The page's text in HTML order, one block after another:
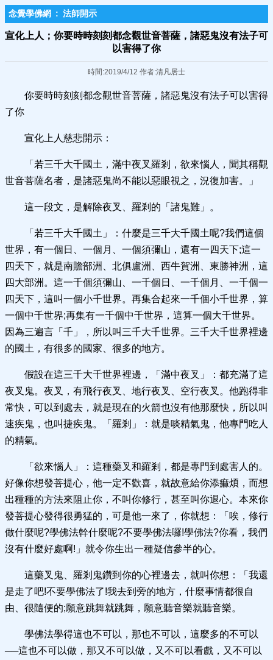
念覺學佛網 : 法師開示
宣化上人；你要時時刻刻都念觀世音菩薩，諸惡鬼沒有法子可
以害得了你
時間:2019/4/12 作者:清凡居士
你要時時刻刻都念觀世音菩薩，諸惡鬼沒有法子可以害得
了你
宣化上人慈悲開示：
「若三千大千國土，滿中夜叉羅剎，欲來惱人，聞其稱觀
世音菩薩名者，是諸惡鬼尚不能以惡眼視之，況復加害。」
這一段文，是解除夜叉、羅剎的「諸鬼難」。
「若三千大千國土」：什麼是三千大千國土呢?我們這個
世界，有一個日、一個月、一個須彌山，還有一四天下;這一
四天下，就是南贍部洲、北俱盧洲、西牛賀洲、東勝神洲，這
四大部洲。這一千個須彌山、一千個日、一千個月、一千個一
四天下，這叫一個小千世界。再集合起來一千個小千世界，算
一個中千世界;再集有一千個中千世界，這算一個大千世界。
因為三遍言「千」，所以叫三千大千世界。三千大千世界裡邊
的國土，有很多的國家、很多的地方。
假設在這三千大千世界裡邊，「滿中夜叉」：都充滿了這
夜叉鬼。夜叉，有飛行夜叉、地行夜叉、空行夜叉。他跑得非
常快，可以到處去，就是現在的火箭也沒有他那麼快，所以叫
速疾鬼，也叫捷疾鬼。「羅剎」：就是啖精氣鬼，他專門吃人
的精氣。
「欲來惱人」：這種藥叉和羅剎，都是專門到處害人的。
好像你想發菩提心，他一定不歡喜，就故意給你添痲煩，而想
出種種的方法來阻止你，不叫你修行，甚至叫你退心。本來你
發菩提心發得很勇猛的，可是他一來了，你就想：「唉，修行
做什麼呢?學佛法幹什麼呢?不要學佛法囉!學佛法?你看，我們
沒有什麼好處啊!」就令你生出一種疑信參半的心。
這藥叉鬼、羅剎鬼鑽到你的心裡邊去，就叫你想：「我還
是走了吧!不要學佛法了!我去到旁的地方，什麼事情都很自
由、很隨便的;願意跳舞就跳舞，願意聽音樂就聽音樂。
學佛法學得這也不可以，那也不可以，這麼多的不可以
──這也不可以做，那又不可以做，又不可以看戲，又不可以